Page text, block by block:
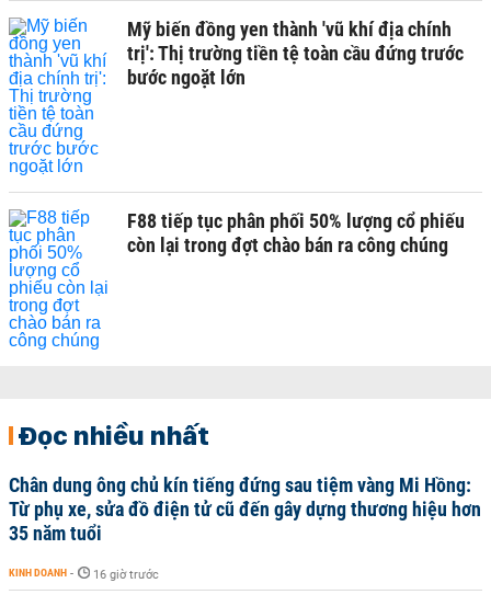
Mỹ biến đồng yen thành 'vũ khí địa chính
trị': Thị trường tiền tệ toàn cầu đứng trước
bước ngoặt lớn
F88 tiếp tục phân phối 50% lượng cổ phiếu
còn lại trong đợt chào bán ra công chúng
Đọc nhiều nhất
Chân dung ông chủ kín tiếng đứng sau tiệm vàng Mi Hồng:
Từ phụ xe, sửa đồ điện tử cũ đến gây dựng thương hiệu hơn
35 năm tuổi
KINH DOANH - 16 giờ trước